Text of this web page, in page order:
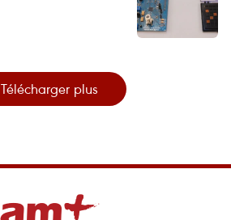
Télécharger plus